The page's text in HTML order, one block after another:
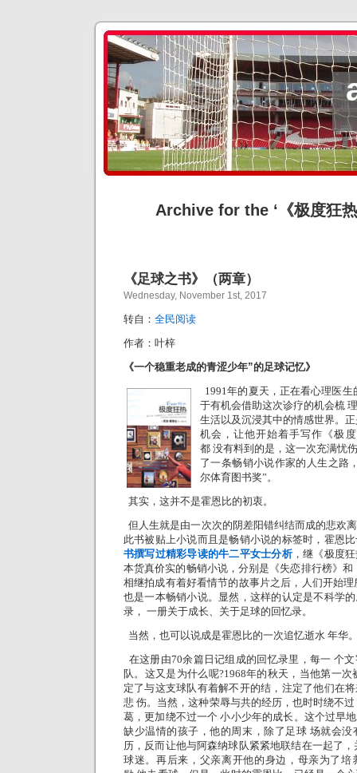
Archive for the ‘《极度狂
《足球之书》（两章）
Wednesday, November 1st, 2017
转自： 全民阅读
作者：叶梓
《一个稳重老成的青涩少年”的足球记忆》
1991年的夏天，正在看心理医
于有机会借助这次诊疗的机会梳
生活以及沉浸其中的情感世界。
机会，让他开始着手写作《极
都 没有料到的是，这一次充满忧
了一条畅销小说作家的人生之路
尔体育图书奖”。
其实，这并不是霍恩比的初衷。
但人生就是由一次次的阴差阳错纠结而成的悲欢
此书被贴上小说而且是畅销小说的标签时，霍恩
书撰写过精彩导读的牛二平女士分析，继《极度
本货真价实的畅销小说，分别是《失恋排行榜》和
相继拍成有着好看情节的故事片之后，人们开始
也是一本畅销小说。显然，这样的认定是不科学
录， 一册关于成长、关于足球的回忆录。
当然，也可以说成是霍恩比的一次追忆逝水 年华
在这册由70余篇日记组成的回忆录里，每一 个
队。这又是为什么呢?1968年的秋天，当他第一
定了与这支球队有着解不开的结，注定了他们在
悲 伤。当然，这种荣辱与共的经历，也时时绕不
葛，更加绕不过一个 小小少年的成长。这个过早
缺少温情的孩子，他的周末，除了足球 场就会
历，反而让他与阿森纳球队紧紧地联结在一起了
球迷。再后来，父亲离开他的身边，母亲为了培